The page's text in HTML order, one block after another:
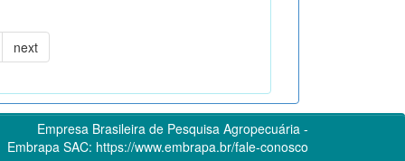
next
Empresa Brasileira de Pesquisa Agropecuária -
Embrapa SAC: https://www.embrapa.br/fale-conosco